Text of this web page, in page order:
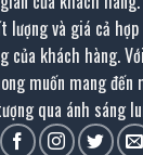
lượng và giá cả
của khách hàng.
muốn mang đến
qua ánh sáng